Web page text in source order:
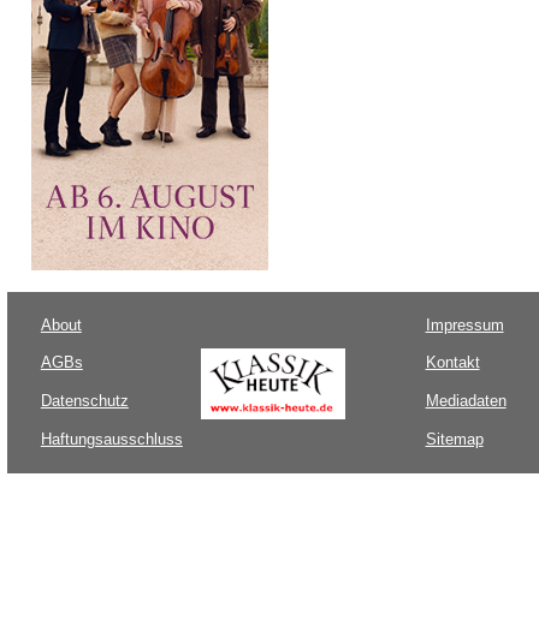
About
AGBs
Datenschutz
Haftungsausschluss
Impressum
Kontakt
Mediadaten
Sitemap